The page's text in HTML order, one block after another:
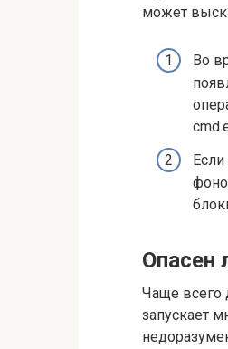
может
Во
Опасен
Чаще всего
запускает